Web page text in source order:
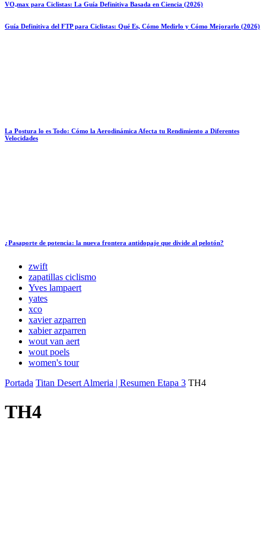
VO₂max para Ciclistas: La Guía Definitiva Basada en Ciencia (2026)
Guía Definitiva del FTP para Ciclistas: Qué Es, Cómo Medirlo y Cómo Mejorarlo (2026)
La Postura lo es Todo: Cómo la Aerodinámica Afecta tu Rendimiento a Diferentes
Velocidades
¿Pasaporte de potencia: la nueva frontera antidopaje que divide al pelotón?
zwift
zapatillas ciclismo
Yves lampaert
yates
xco
xavier azparren
xabier azparren
wout van aert
wout poels
women's tour
Portada Titan Desert Almeria | Resumen Etapa 3 TH4
TH4